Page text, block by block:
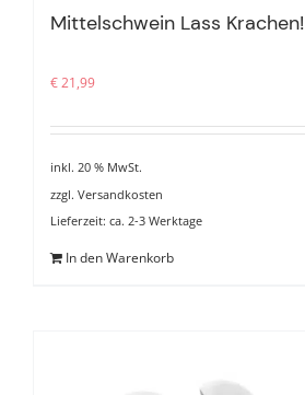
Mittelschwein Lass Krachen!
€21,99
inkl. 20 % MwSt.
zzgl. Versandkosten
Lieferzeit: ca. 2-3 Werktage
In den Warenkorb